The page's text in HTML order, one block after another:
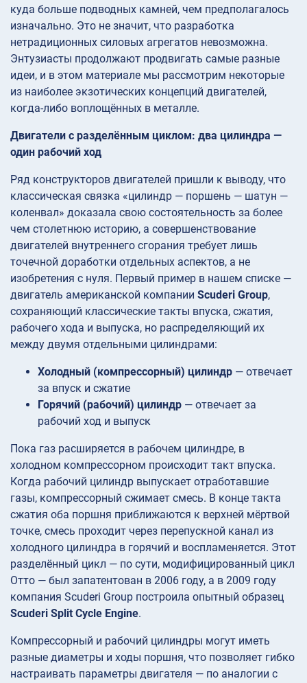
куда больше подводных камней, чем предполагалось
изначально. Это не значит, что разработка
нетрадиционных силовых агрегатов невозможна.
Энтузиасты продолжают продвигать самые разные
идеи, и в этом материале мы рассмотрим некоторые
из наиболее экзотических концепций двигателей,
когда-либо воплощённых в металле.
Двигатели с разделённым циклом: два цилиндра —
один рабочий ход
Ряд конструкторов двигателей пришли к выводу, что
классическая связка «цилиндр — поршень — шатун —
коленвал» доказала свою состоятельность за более
чем столетнюю историю, а совершенствование
двигателей внутреннего сгорания требует лишь
точечной доработки отдельных аспектов, а не
изобретения с нуля. Первый пример в нашем списке —
двигатель американской компании Scuderi Group,
сохраняющий классические такты впуска, сжатия,
рабочего хода и выпуска, но распределяющий их
между двумя отдельными цилиндрами:
Холодный (компрессорный) цилиндр — отвечает
за впуск и сжатие
Горячий (рабочий) цилиндр — отвечает за
рабочий ход и выпуск
Пока газ расширяется в рабочем цилиндре, в
холодном компрессорном происходит такт впуска.
Когда рабочий цилиндр выпускает отработавшие
газы, компрессорный сжимает смесь. В конце такта
сжатия оба поршня приближаются к верхней мёртвой
точке, смесь проходит через перепускной канал из
холодного цилиндра в горячий и воспламеняется. Этот
разделённый цикл — по сути, модифицированный цикл
Отто — был запатентован в 2006 году, а в 2009 году
компания Scuderi Group построила опытный образец
Scuderi Split Cycle Engine.
Компрессорный и рабочий цилиндры могут иметь
разные диаметры и ходы поршня, что позволяет гибко
настраивать параметры двигателя — по аналогии с